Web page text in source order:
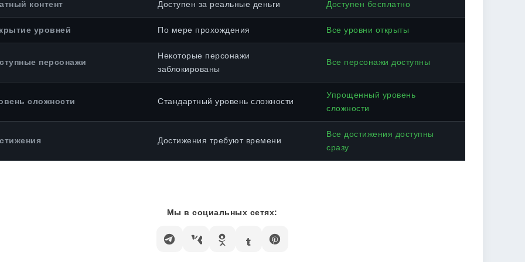
контент Доступен за реальные деньги Доступен бесплатно
уровней По мере прохождения Все уровни открыты
персонажи
Некоторые персонажи
заблокированы
Все персонажи доступны
сложности Стандартный уровень сложности
Упрощенный уровень
сложности
Достижения требуют времени
Все достижения доступны
сразу
Мы в социальных сетях: